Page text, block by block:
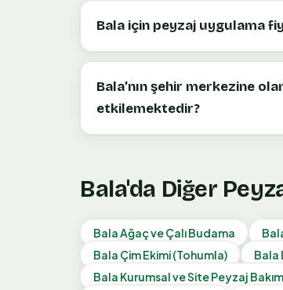
Bala için peyzaj uygulama
Bala’nın şehir merkezine
etkilemektedir?
Bala'da Diğer
Bala Ağaç ve Çalı Budama
Bala Çim Ekimi (Tohumla) Bala
Bala Kurumsal ve Site Peyzaj